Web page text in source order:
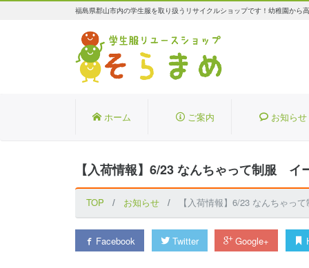
福島県郡山市内の学生服を取り扱うリサイクルショップです！幼稚園から
ホーム ご案内 お知らせ
【入荷情報】6/23 なんちゃって制服 イ
TOP お知らせ 【入荷情報】6/23 なんちゃっ
Facebook Twitter Google+